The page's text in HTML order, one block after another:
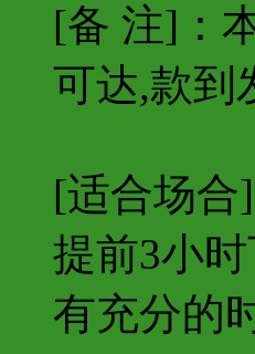
[备 注]：
可达,款到
[适合场合
提前3小
有充分的